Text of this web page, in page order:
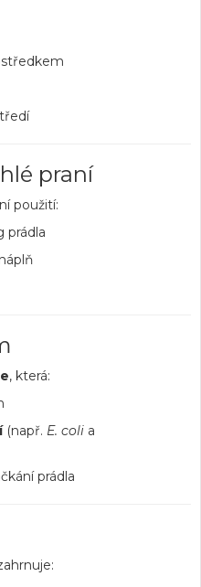
praní
použití:
prádla
, která:
(např. E. coli a
prádla